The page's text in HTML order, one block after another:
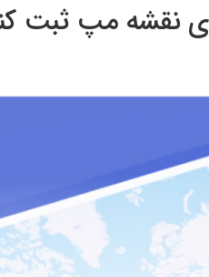
نقشه‌ مپ ثبت